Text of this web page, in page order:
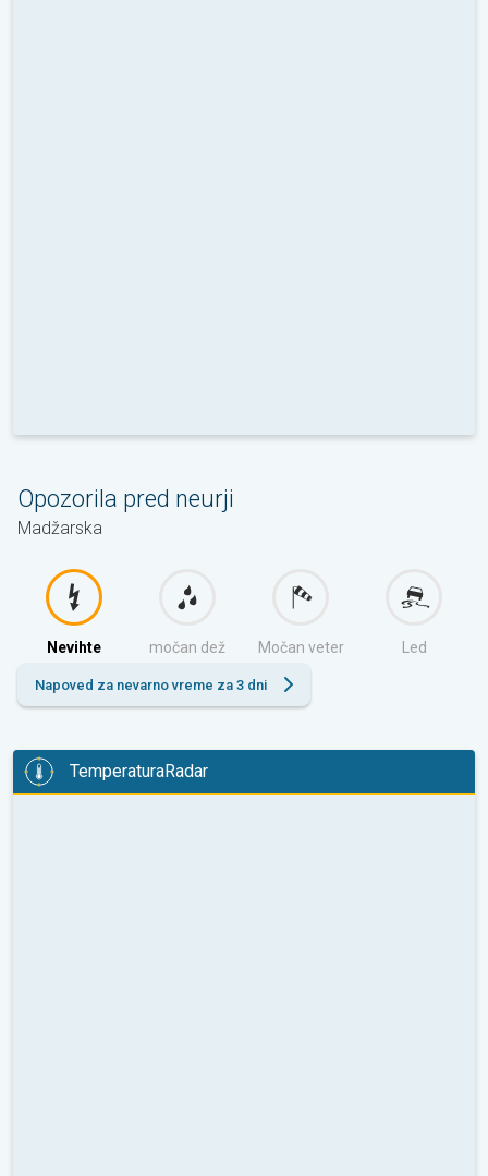
Opozorila pred neurji
Madžarska
Nevihte močan dež Močan veter Led
Napoved za nevarno vreme za 3 dni
TemperaturaRadar